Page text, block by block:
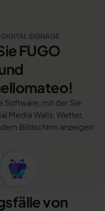
DIGITAL SIGNAGE
FUGO
Software, mit der Sie
Media Walls, Wetter,
Bildschirm anzeigen
von